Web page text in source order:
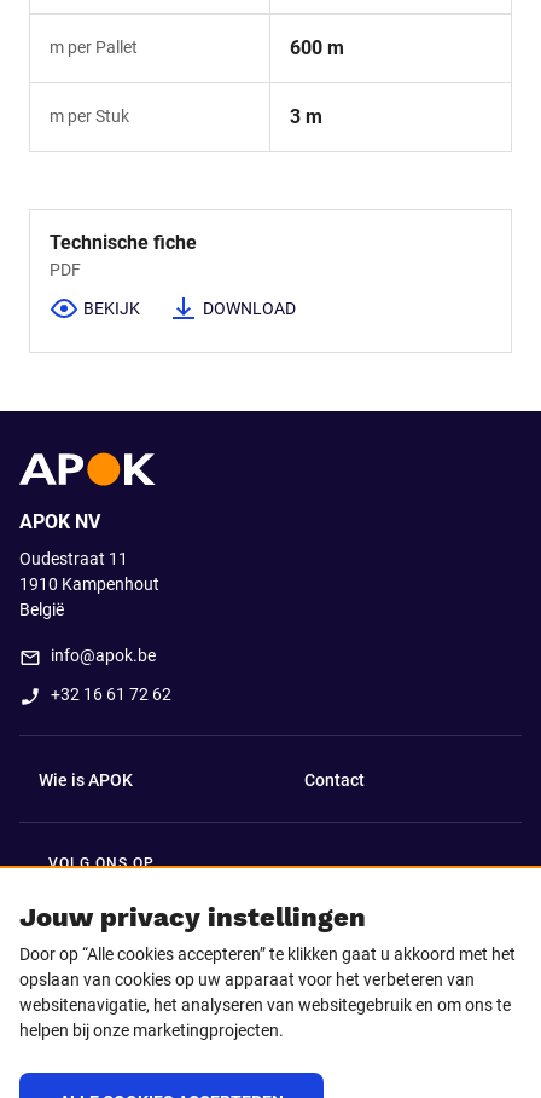
m per Pallet 600 m
m per Stuk 3 m
Technische fiche
PDF
BEKIJK DOWNLOAD
Jouw privacy instellingen
Door op “Alle cookies accepteren” te klikken gaat u akkoord met het
opslaan van cookies op uw apparaat voor het verbeteren van
websitenavigatie, het analyseren van websitegebruik en om ons te
helpen bij onze marketingprojecten.
APOK NV
Oudestraat 11
1910 Kampenhout
België
info@apok.be
+32 16 61 72 62
Wie is APOK Contact
VOLG ONS OP
Facebook LinkedIn
Instagram TikTok